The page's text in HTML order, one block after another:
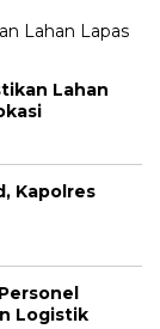
Lahan
Kapolres
Logistik